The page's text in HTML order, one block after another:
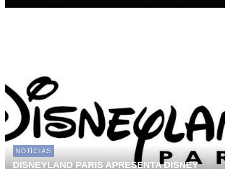
NOTÍCIAS
DISNEYLAND PARIS APRESENTA DISNEY